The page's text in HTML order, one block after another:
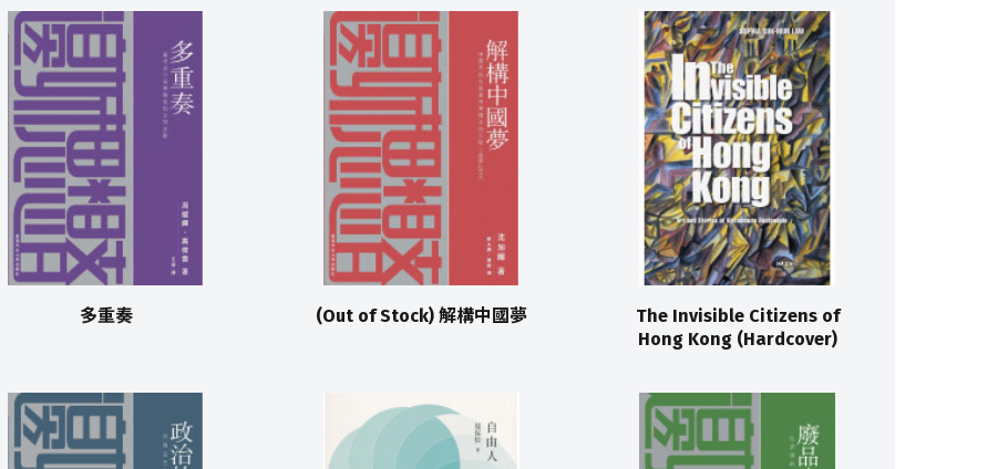
多重奏 (Out of Stock) 解構中國夢
The Invisible Citizens of
Hong Kong (Hardcover)